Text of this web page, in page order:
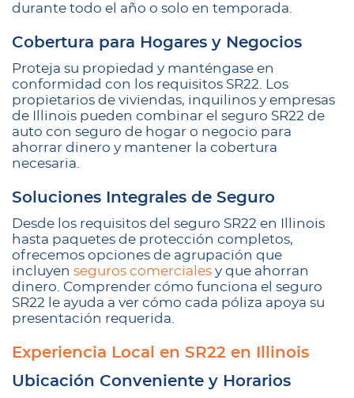
durante todo el año o solo en temporada.
Cobertura para Hogares y Negocios
Proteja su propiedad y manténgase en
conformidad con los requisitos SR22. Los
propietarios de viviendas, inquilinos y empresas
de Illinois pueden combinar el seguro SR22 de
auto con seguro de hogar o negocio para
ahorrar dinero y mantener la cobertura
necesaria.
Soluciones Integrales de Seguro
Desde los requisitos del seguro SR22 en Illinois
hasta paquetes de protección completos,
ofrecemos opciones de agrupación que
incluyen seguros comerciales y que ahorran
dinero. Comprender cómo funciona el seguro
SR22 le ayuda a ver cómo cada póliza apoya su
presentación requerida.
Experiencia Local en SR22 en Illinois
Ubicación Conveniente y Horarios